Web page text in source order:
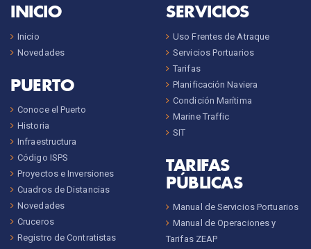
INICIO
Inicio
Novedades
PUERTO
Conoce el Puerto
Historia
Infraestructura
Código ISPS
Proyectos e Inversiones
Cuadros de Distancias
Novedades
Cruceros
Registro de Contratistas
SERVICIOS
Uso Frentes de Atraque
Servicios Portuarios
Tarifas
Planificación Naviera
Condición Marítima
Marine Traffic
SIT
TARIFAS
PÚBLICAS
Manual de Servicios Portuarios
Manual de Operaciones y
Tarifas ZEAP